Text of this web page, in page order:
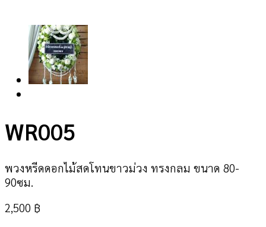
WR005
พวงหรีดดอกไม้สดโทนขาวม่วง ทรงกลม ขนาด 80-
90ซม.
2,500 ฿